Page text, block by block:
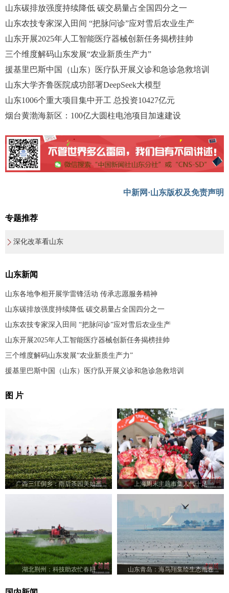
山东碳排放强度持续降低 碳交易量占全国四分之一
山东农技专家深入田间 “把脉问诊”应对雪后农业生产
山东开展2025年人工智能医疗器械创新任务揭榜挂帅
三个维度解码山东发展“农业新质生产力”
援基里巴斯中国（山东）医疗队开展义诊和急诊急救培训
山东大学齐鲁医院成功部署DeepSeek大模型
山东1006个重大项目集中开工 总投资10427亿元
烟台黄渤海新区：100亿大圆柱电池项目加速建设
中新网·山东版权及免责声明
专题推荐
深化改革看山东
山东新闻
山东各地争相开展学雷锋活动 传承志愿服务精神
山东碳排放强度持续降低 碳交易量占全国四分之一
山东农技专家深入田间 “把脉问诊”应对雪后农业生产
山东开展2025年人工智能医疗器械创新任务揭榜挂帅
三个维度解码山东发展“农业新质生产力”
援基里巴斯中国（山东）医疗队开展义诊和急诊急救培训
图 片
广西三江侗乡：雨后茶园美如画 上海周末主题市集人气十足
湖北荆州：科技助农忙春耕 山东青岛：海鸟翔集绘生态画卷